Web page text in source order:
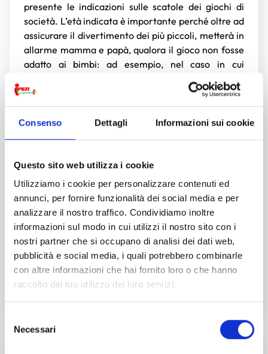
Consenso Dettagli Informazioni sui cookie
Questo sito web utilizza i cookie
Utilizziamo i cookie per personalizzare contenuti ed
annunci, per fornire funzionalità dei social media e per
analizzare il nostro traffico. Condividiamo inoltre
informazioni sul modo in cui utilizzi il nostro sito con i
nostri partner che si occupano di analisi dei dati web,
pubblicità e social media, i quali potrebbero combinarle
con altre informazioni che hai fornito loro o che hanno
raccolto dal tuo utilizzo dei loro servizi.
delNecessari
presente le indicazioni sulle scatole dei giochi di
società. L’età indicata è importante perché oltre ad
assicurare il divertimento dei più piccoli, metterà in
allarme mamma e papà, qualora il gioco non fosse
adatto ai bimbi: ad esempio, nel caso in cui
contenga delle parti che potrebbero essere
ingerite.
E se non abbiamo giochi di società per bambini in
casa? Nessun problema! È possibile creare
celebre, lo sapete meglio di noi, è
Per organizzare un match all’ultima lettera, bastano
carta e penna. E la scelta delle categorie da
inserire è già di per sé un gioco.
Naturalmente, ogni età fa storia per se: quello che
potrebbe divertire i più piccoli, potrebbe annoiare
tremendamente gli adolescenti, ecco quindi
qualche idea di giochi da fare in casa per bambini in